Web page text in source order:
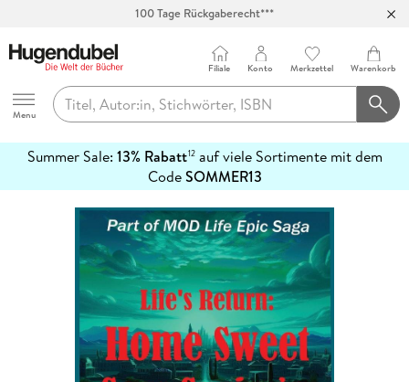
100 Tage Rückgaberecht***
Hugendubel
Menu
Filiale Konto Merkzettel Warenkorb
Summer Sale: 13% Rabatt12auf viele Sortimente mit dem
CodeSOMMER13
erfahren